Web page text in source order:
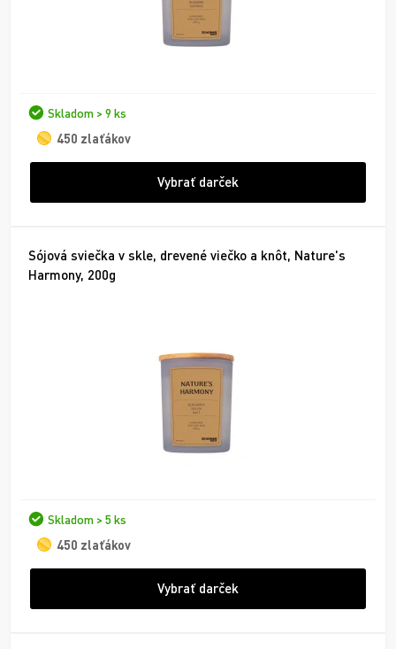
Skladom > 9 ks
450 zlaťákov
Vybrať darček
Sójová sviečka v skle, drevené viečko a knôt, Nature's
Harmony, 200g
Skladom > 5 ks
450 zlaťákov
Vybrať darček